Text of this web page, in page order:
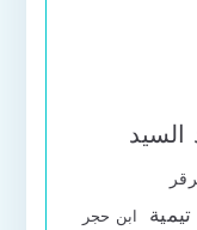
السيد
تيمية ابن حجر